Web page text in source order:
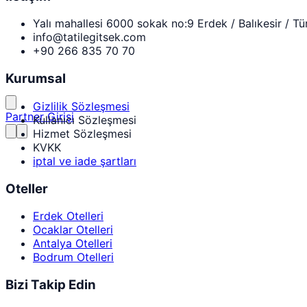
Partner Girişi
Yalı mahallesi 6000 sokak no:9 Erdek / Balıkesir /
info@tatilegitsek.com
+90 266 835 70 70
Kurumsal
Gizlilik Sözleşmesi
Kullanıcı Sözleşmesi
Hizmet Sözleşmesi
KVKK
iptal ve iade şartları
Oteller
Erdek Otelleri
Ocaklar Otelleri
Antalya Otelleri
Bodrum Otelleri
Bizi Takip Edin